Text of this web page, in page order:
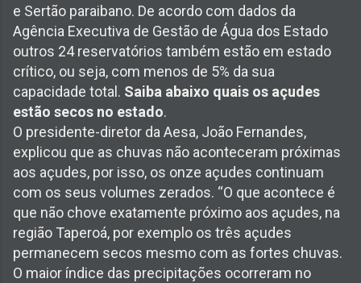
e Sertão paraibano. De acordo com dados da
Agência Executiva de Gestão de Água dos Estado
outros 24 reservatórios também estão em estado
crítico, ou seja, com menos de 5% da sua
capacidade total. Saiba abaixo quais os açudes
estão secos no estado.
O presidente-diretor da Aesa, João Fernandes,
explicou que as chuvas não aconteceram próximas
aos açudes, por isso, os onze açudes continuam
com os seus volumes zerados. “O que acontece é
que não chove exatamente próximo aos açudes, na
região Taperoá, por exemplo os três açudes
permanecem secos mesmo com as fortes chuvas.
O maior índice das precipitações ocorreram no